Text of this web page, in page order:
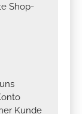
Shop-
Kunde